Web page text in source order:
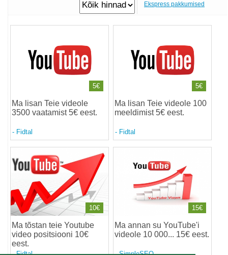
Ekspress pakkumised
Ma lisan Teie videole
3500 vaatamist 5€ eest.
- Fidtal
5€
Ma lisan Teie videole 100
meeldimist 5€ eest.
- Fidtal
5€
Ma tõstan teie Youtube
video positsiooni 10€
eest.
10€
Ma annan su YouTube'i
videole 10 000... 15€ eest.
15€